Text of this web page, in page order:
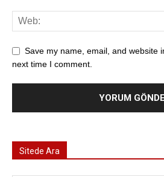
Save my name, email, and website
next time I comment.
Sitede Ara